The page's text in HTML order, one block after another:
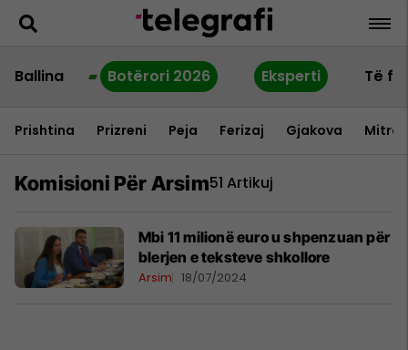
Ballina Botërori 2026 Eksperti Të
Prishtina Prizreni Peja Ferizaj Gjakova
Komisioni Për Arsim51 Artikuj
​Mbi 11 milionë euro u shpenzuan për
blerjen e teksteve shkollore
Arsim 18/07/2024